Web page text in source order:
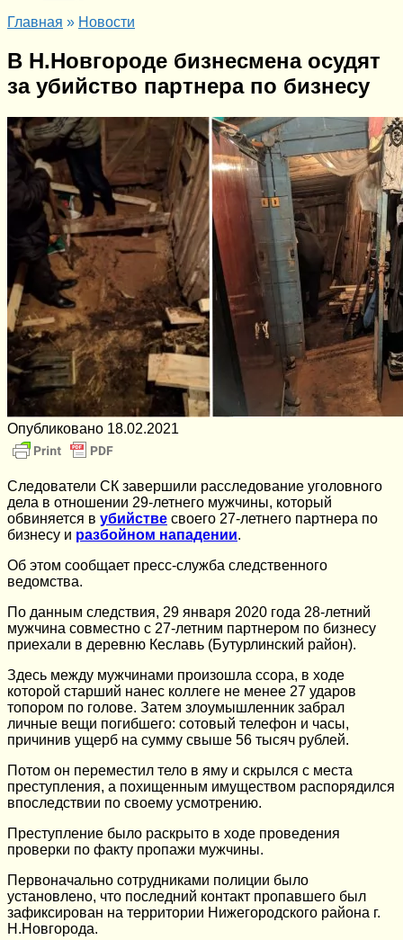
Главная » Новости
В Н.Новгороде бизнесмена осудят
за убийство партнера по бизнесу
Опубликовано 18.02.2021
Следователи СК завершили расследование уголовного
дела в отношении 29-летнего мужчины, который
обвиняется в убийстве своего 27-летнего партнера по
бизнесу и разбойном нападении.
Об этом сообщает пресс-служба следственного
ведомства.
По данным следствия, 29 января 2020 года 28-летний
мужчина совместно с 27-летним партнером по бизнесу
приехали в деревню Кеславь (Бутурлинский район).
Здесь между мужчинами произошла ссора, в ходе
которой старший нанес коллеге не менее 27 ударов
топором по голове. Затем злоумышленник забрал
личные вещи погибшего: сотовый телефон и часы,
причинив ущерб на сумму свыше 56 тысяч рублей.
Потом он переместил тело в яму и скрылся с места
преступления, а похищенным имуществом распорядился
впоследствии по своему усмотрению.
Преступление было раскрыто в ходе проведения
проверки по факту пропажи мужчины.
Первоначально сотрудниками полиции было
установлено, что последний контакт пропавшего был
зафиксирован на территории Нижегородского района г.
Н.Новгорода.